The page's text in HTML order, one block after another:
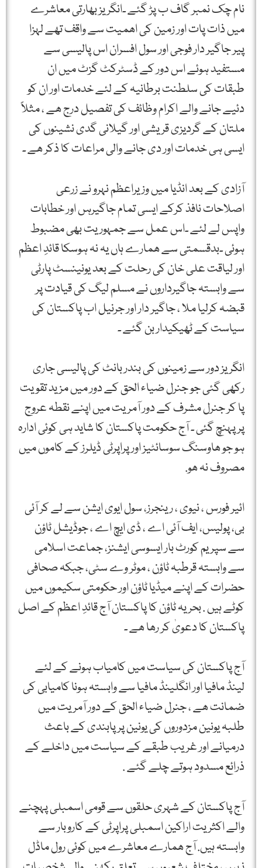
نام چک نمبر گاف ب پڑ گئے ۔انگریز بھارتی معاشرے
میں ذات پات اور زمین کی اھمیت سے واقف تھے لہزا
پیر جاگیر دار فوجی اور سول افسران اس پالیسی سے
مستفید ہوئے اس دور کے ڈسٹرکٹ گزٹ میں ان
طبقات کی سلطنت برطانیہ کے لئے خدمات اور ان کو
دئیے جانے والے اکرام وظائف کی تفصیل درج ھے ، مثلاً
ملتان کے گردیزی قریشی اور گیلانی گدی نشینوں کی
ایسی ہی خدمات اور دی جانے والی مراعات کا ذکر ھے ۔
آزادی کے بعد انڈیا میں وزیراعظم نہرو نے زرعی
اصلاحات نافذ کرکے ایسی تمام جاگیرہں اور خطابات
واپس لے لئے ۔اس عمل سے جمہوریت بھی مضبوط
ہوئی ۔بدقسمتی سے ھمارے ہاں یہ نہ ہوسکا قائدِ اعظم
اور لیاقت علی خان کی رحلت کے بعد یونینسٹ پارٹی
سے وابستہ جاگیرداروں نے مسلم لیگ کی قیادت پر
قبضہ کرلیا ملا ، جاگیر دار اور جرنیل اب پاکستان کی
سیاست کے ٹھیکیدار بن گئے ۔
انگریز دور سے زمینوں کی بندر بانٹ کی پالیسی جاری
رکھی گئی جو جنرل ضیاء الحق کے دور میں مزید تقویت
پا کر جنرل مشرف کے دور آمریت میں اپنے نقطہ عروج
پر پہنچ گئی ۔ آج حکومت پاکستان کا شاید ہی کوئی ادارہ
ہو جو ھاوسنگ سوسائٹیز اور پراپرٹی ڈیلرز کے کاموں میں
مصروف نہ ھو.
ائیر فورس ، نیوی ، رینجرز، سول ایوی ایشن سے لے کر آئی
بی، پولیس، ایف آئی اے ، ڈی ایچ اے ، جوڈیشل ٹاؤن
سے سپریم کورٹ بار ایسوسی ایشنز، جماعت اسلامی
سے وابستہ قرطبہ ٹاؤن ، موٹر وے سٹی، جبکہ صحافی
حضرات کے اپنے میڈیا ٹاؤن اور حکومتی سکیموں میں
کوٹے ہیں . بحریہ ٹاؤن کا پاکستان آج قائدِ اعظم کے اصل
پاکستان کا دعویٰ کر رھا ھے ۔
آج پاکستان کی سیاست میں کامیاب ہونے کے لئے
لینڈ مافیا اور انگلینڈ مافیا سے وابستہ ہونا کامیابی کی
ضمانت ھے ، جنرل ضیاء الحق کے دور آمریت میں
طلبہ یونین مزدوروں کی یونین پر پابندی کے باعث
درمیانے اور غریب طبقے کے سیاست میں داخلے کے
ذرائع مسدود ہوتے چلے گئے .
آج پاکستان کے شہری حلقوں سے قومی اسمبلی پہچنے
والے اکثریت اراکین اسمبلی پراپرٹی کے کاروبار سے
وابستہ ہیں. آج ھمارے معاشرے میں کوئی رول ماڈل